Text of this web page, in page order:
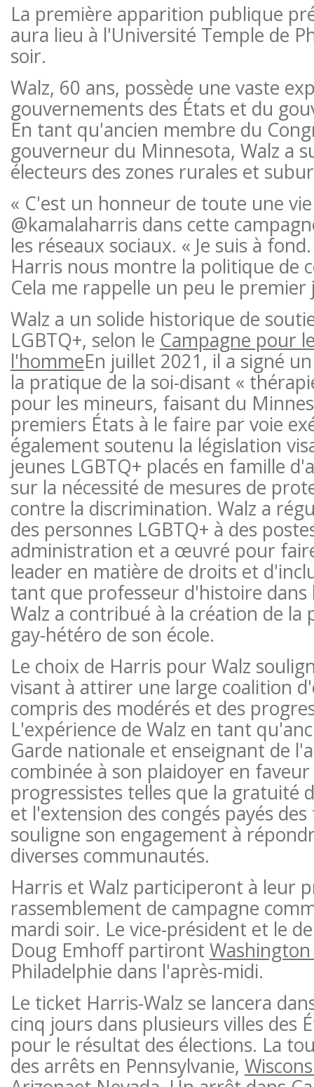
La première apparition publique
aura lieu à l'Université Temple de
soir.
Walz, 60 ans, possède une vaste
gouvernements des États et du
En tant qu'ancien membre du
gouverneur du Minnesota, Walz a
électeurs des zones rurales et
« C'est un honneur de toute une
@kamalaharris dans cette
les réseaux sociaux. « Je suis à
Harris nous montre la politique de
Cela me rappelle un peu le premier
Walz a un solide historique de
LGBTQ+, selon le Campagne pour
l'hommeEn juillet 2021, il a signé
la pratique de la soi-disant «
pour les mineurs, faisant du
premiers États à le faire par voie
également soutenu la législation
jeunes LGBTQ+ placés en famille
sur la nécessité de mesures de
contre la discrimination. Walz a
des personnes LGBTQ+ à des
administration et a œuvré pour
leader en matière de droits et
tant que professeur d'histoire dans
Walz a contribué à la création de la
gay-hétéro de son école.
Le choix de Harris pour Walz
visant à attirer une large coalition
compris des modérés et des
L'expérience de Walz en tant
Garde nationale et enseignant de
combinée à son plaidoyer en
progressistes telles que la gratuité
et l'extension des congés payés
souligne son engagement à
diverses communautés.
Harris et Walz participeront à leur
rassemblement de campagne
mardi soir. Le vice-président et le
Doug Emhoff partiront Washington
Philadelphie dans l'après-midi.
Le ticket Harris-Walz se lancera
cinq jours dans plusieurs villes des
pour le résultat des élections. La
des arrêts en Pennsylvanie,